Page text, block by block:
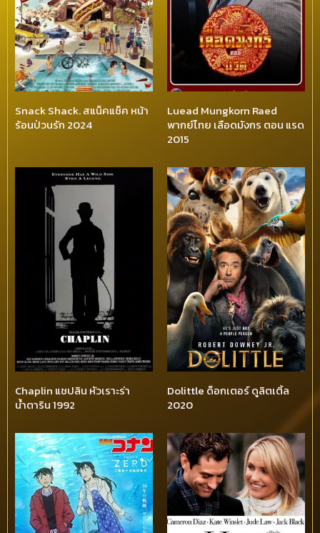
Snack Shack. สแน็คแช็ค หน้า
ร้อนป่วนรัก 2024
Luead Mungkorn Raed
พากย์ไทย เลือดมังกร ตอน แรด
2015
Chaplin แชปลิน หัวเราะร่า
น้ำตาริน 1992
Dolittle ด็อกเตอร์ ดูลิตเติ้ล
2020